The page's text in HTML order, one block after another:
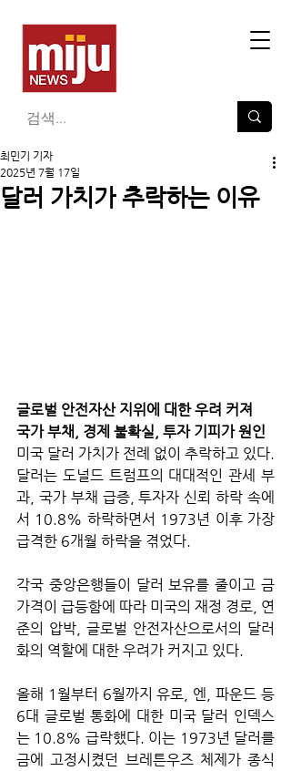
달러 가치가 추락하는 이유
최민기 기자
2025년 7월 17일
글로벌 안전자산 지위에 대한 우려 커져
국가 부채, 경제 불확실, 투자 기피가 원인
미국 달러 가치가 전례 없이 추락하고 있다.
달러는 도널드 트럼프의 대대적인 관세 부
과, 국가 부채 급증, 투자자 신뢰 하락 속에
서 10.8% 하락하면서 1973년 이후 가장
급격한 6개월 하락을 겪었다.
각국 중앙은행들이 달러 보유를 줄이고 금
가격이 급등함에 따라 미국의 재정 경로, 연
준의 압박, 글로벌 안전자산으로서의 달러
화의 역할에 대한 우려가 커지고 있다.
올해 1월부터 6월까지 유로, 엔, 파운드 등
6대 글로벌 통화에 대한 미국 달러 인덱스
는 10.8% 급락했다. 이는 1973년 달러를
금에 고정시켰던 브레튼우즈 체제가 종식